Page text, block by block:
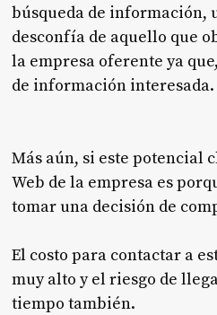
búsqueda de información,
desconfía de aquello que
la empresa oferente ya
de información interesada.
Más aún, si este potencial
Web de la empresa es
tomar una decisión de
El costo para contactar a
muy alto y el riesgo de
tiempo también.